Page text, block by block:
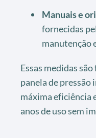
Manuais e
fornecidas
manutenção
Essas medidas
panela de pressão
máxima eficiência
anos de uso sem